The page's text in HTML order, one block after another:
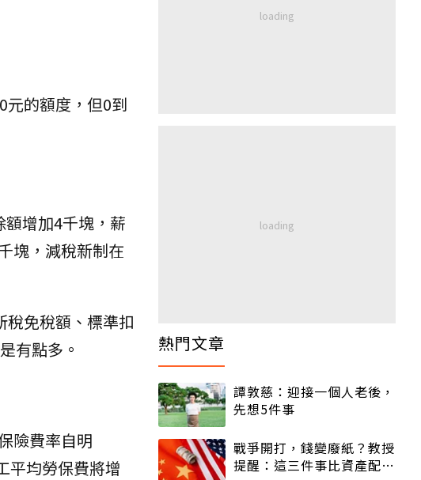
元的額度，但0到
增加4千塊，薪
塊，減稅新制在
免稅額、標準扣
有點多。
險費率自明
平均勞保費將增
熱門文章
譚敦慈：迎接一個人老後，
先想5件事
戰爭開打，錢變廢紙？教授
提醒：這三件事比資產配置